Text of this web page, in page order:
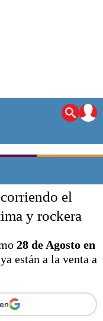
el
y rockera
28 de Agosto en
están a la venta a